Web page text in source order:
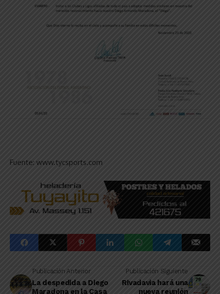
Fuente: www.tycsports.com
Publicación Anterior
La despedida a Diego
Maradona en la Casa
Publicación Siguiente
Rivadavia hará una
nueva reunión